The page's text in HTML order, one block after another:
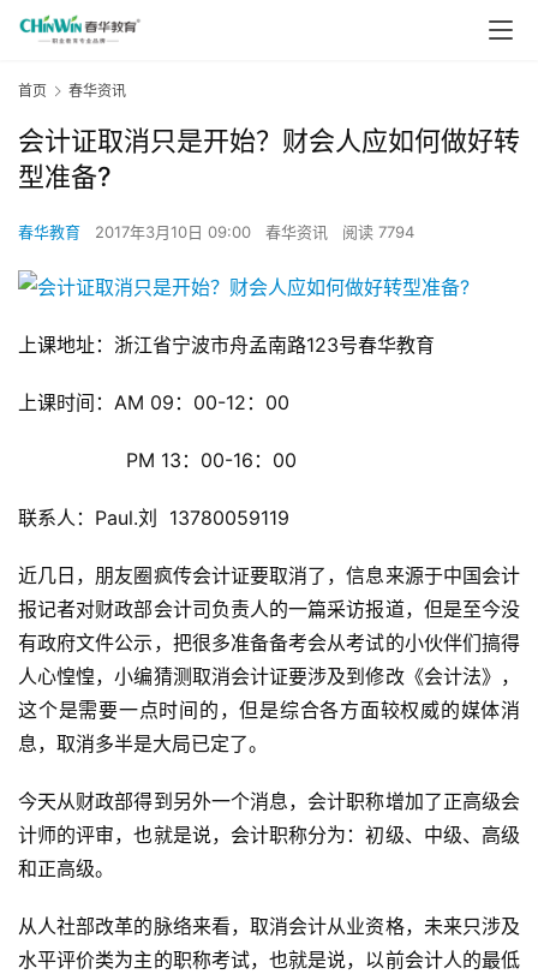
首页 春华资讯
会计证取消只是开始？财会人应如何做好转
型准备?
春华教育 2017年3月10日 09:00 春华资讯 阅读 7794
上课地址：浙江省宁波市舟孟南路123号春华教育
上课时间：AM 09：00-12：00
PM 13：00-16：00
联系人：Paul.刘  13780059119
近几日，朋友圈疯传会计证要取消了，信息来源于中国会计
报记者对财政部会计司负责人的一篇采访报道，但是至今没
有政府文件公示，把很多准备备考会从考试的小伙伴们搞得
人心惶惶，小编猜测取消会计证要涉及到修改《会计法》，
这个是需要一点时间的，但是综合各方面较权威的媒体消
息，取消多半是大局已定了。
今天从财政部得到另外一个消息，会计职称增加了正高级会
计师的评审，也就是说，会计职称分为：初级、中级、高级
和正高级。
从人社部改革的脉络来看，取消会计从业资格，未来只涉及
水平评价类为主的职称考试，也就是说，以前会计人的最低